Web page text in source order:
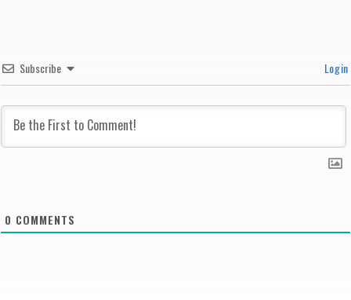
Subscribe Login
0 COMMENTS